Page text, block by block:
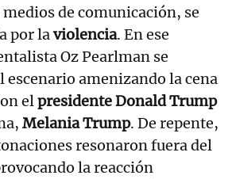
de comunicación, se
por laviolencia. En ese
Oz Pearlman se
escenario amenizando la cena
elpresidente Donald Trump
Melania Trump. De repente,
resonaron fuera del
la reacción